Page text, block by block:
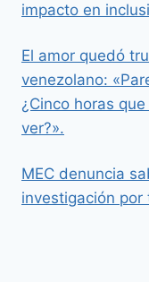
impacto en
El amor quedó
venezolano:
¿Cinco horas
ver?».
MEC denuncia
investigación por